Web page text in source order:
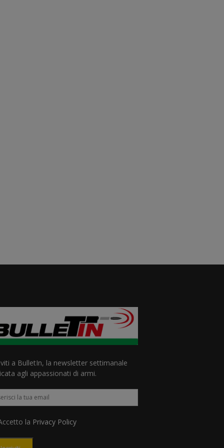
a BulletIn, la newsletter settimanale
agli appassionati di armi.
la Privacy Policy